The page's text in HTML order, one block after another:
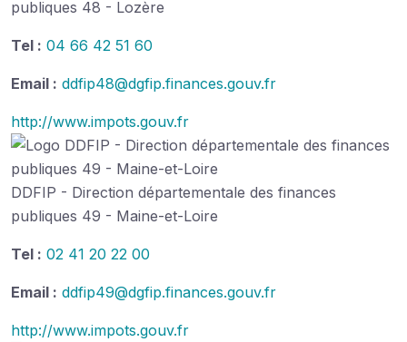
publiques 48 - Lozère
Tel : 04 66 42 51 60
Email : ddfip48@dgfip.finances.gouv.fr
http://www.impots.gouv.fr
DDFIP - Direction départementale des finances
publiques 49 - Maine-et-Loire
Tel : 02 41 20 22 00
Email : ddfip49@dgfip.finances.gouv.fr
http://www.impots.gouv.fr